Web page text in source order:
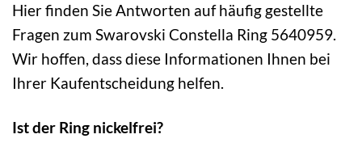
Hier finden Sie Antworten auf häufig gestellte
Fragen zum Swarovski Constella Ring 5640959.
Wir hoffen, dass diese Informationen Ihnen bei
Ihrer Kaufentscheidung helfen.
Ist der Ring nickelfrei?